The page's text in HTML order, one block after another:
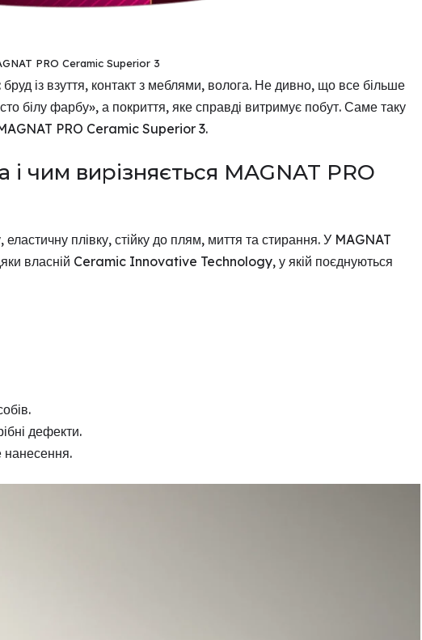
PRO Ceramic Superior 3
із взуття, контакт з меблями, волога. Не дивно, що все більше
білу фарбу», а покриття, яке справді витримує побут. Саме таку
PRO Ceramic Superior 3.
чим вирізняється MAGNAT PRO
плівку, стійку до плям, миття та стирання. У MAGNAT
власній Ceramic Innovative Technology, у якій поєднуються
дефекти.
нанесення.